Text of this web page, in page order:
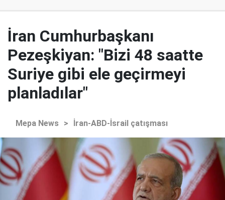
İran Cumhurbaşkanı
Pezeşkiyan: "Bizi 48 saatte
Suriye gibi ele geçirmeyi
planladılar"
Mepa News > İran-ABD-İsrail çatışması